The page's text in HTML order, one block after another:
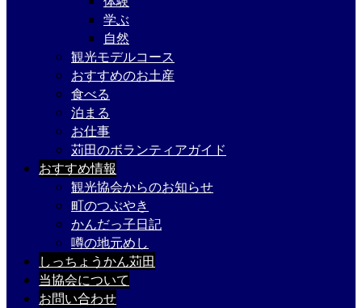
学ぶ
自然
観光モデルコース
おすすめのお土産
食べる
泊まる
お仕事
苅田のボランティアガイド
おすすめ情報
観光協会からのお知らせ
町のつぶやき
かんだっ子日記
噂の地元めし
しっちょうかん苅田
当協会について
お問い合わせ